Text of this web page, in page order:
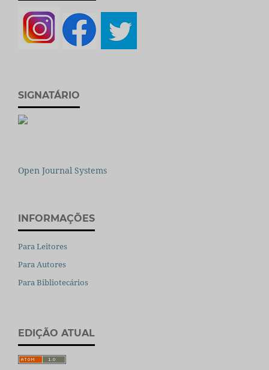
SIGNATÁRIO
Open Journal Systems
INFORMAÇÕES
Para Leitores
Para Autores
Para Bibliotecários
EDIÇÃO ATUAL